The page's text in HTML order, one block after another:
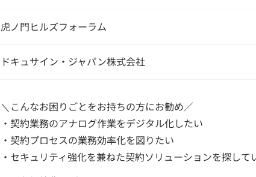
虎ノ門ヒルズフォーラム
ドキュサイン・ジャパン株式会社
＼こんなお困りごとをお持ちの方にお勧め／
・契約業務のアナログ作業をデジタル化したい
・契約プロセスの業務効率化を図りたい
・セキュリティ強化を兼ねた契約ソリューションを探して